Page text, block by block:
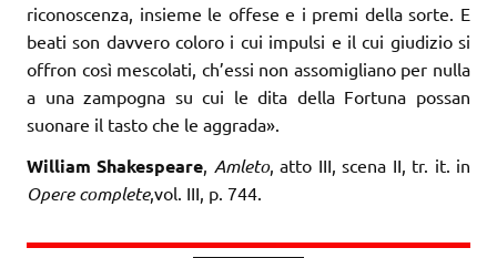
riconoscenza, insieme le offese e i premi della sorte. E
beati son davvero coloro i cui impulsi e il cui giudizio si
offron così mescolati, ch’essi non assomigliano per nulla
a una zampogna su cui le dita della Fortuna possan
suonare il tasto che le aggrada».
William Shakespeare Amleto, atto III, scena II, tr. it. in
Opere complete,vol. III, p. 744.